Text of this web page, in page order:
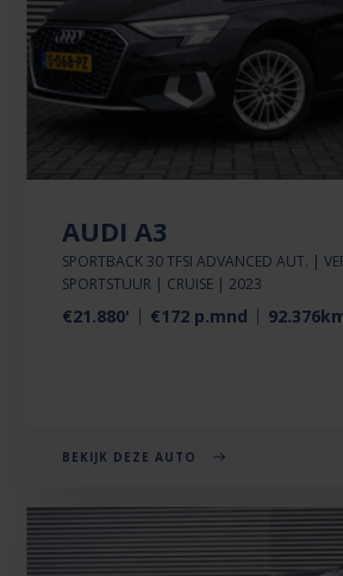
AUDI A3
SPORTBACK 30 TFSI ADVANCED AUT. |
SPORTSTUUR | CRUISE | 2023
€21.880' €172 p.mnd
BEKIJK DEZE AUTO